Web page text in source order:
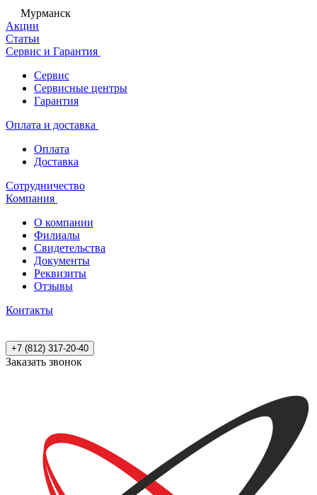
Мурманск
Акции
Статьи
Сервис и Гарантия
Сервис
Сервисные центры
Гарантия
Оплата и доставка
Оплата
Доставка
Сотрудничество
Компания
О компании
Филиалы
Свидетельства
Документы
Реквизиты
Отзывы
Контакты
+7 (812) 317-20-40
Заказать звонок